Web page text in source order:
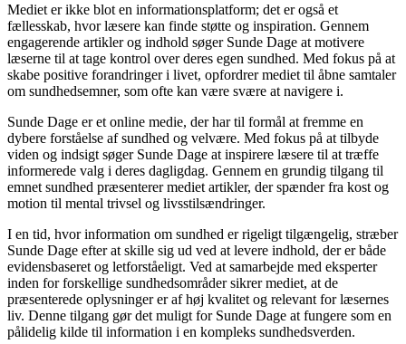
Mediet er ikke blot en informationsplatform; det er også et
fællesskab, hvor læsere kan finde støtte og inspiration. Gennem
engagerende artikler og indhold søger Sunde Dage at motivere
læserne til at tage kontrol over deres egen sundhed. Med fokus på at
skabe positive forandringer i livet, opfordrer mediet til åbne samtaler
om sundhedsemner, som ofte kan være svære at navigere i.
Sunde Dage er et online medie, der har til formål at fremme en
dybere forståelse af sundhed og velvære. Med fokus på at tilbyde
viden og indsigt søger Sunde Dage at inspirere læsere til at træffe
informerede valg i deres dagligdag. Gennem en grundig tilgang til
emnet sundhed præsenterer mediet artikler, der spænder fra kost og
motion til mental trivsel og livsstilsændringer.
I en tid, hvor information om sundhed er rigeligt tilgængelig, stræber
Sunde Dage efter at skille sig ud ved at levere indhold, der er både
evidensbaseret og letforståeligt. Ved at samarbejde med eksperter
inden for forskellige sundhedsområder sikrer mediet, at de
præsenterede oplysninger er af høj kvalitet og relevant for læsernes
liv. Denne tilgang gør det muligt for Sunde Dage at fungere som en
pålidelig kilde til information i en kompleks sundhedsverden.